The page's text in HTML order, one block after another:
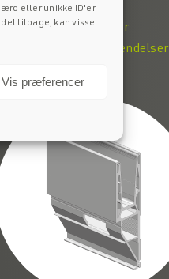
eller unikke ID'er
tilbage, kan visse
Vis præferencer
egenskaber
Specifikationer og anvendelser